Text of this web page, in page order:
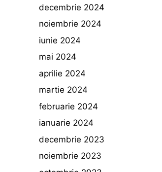
decembrie 2024
noiembrie 2024
iunie 2024
mai 2024
aprilie 2024
martie 2024
februarie 2024
ianuarie 2024
decembrie 2023
noiembrie 2023